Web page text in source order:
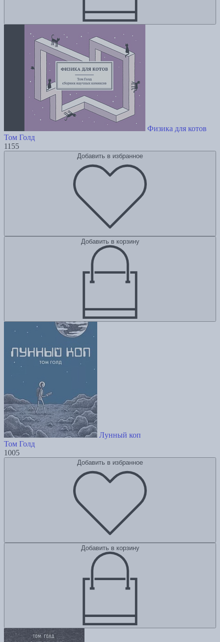
Физика для котов
Том Голд
1155
Добавить в избранное
Добавить в корзину
Лунный коп
Том Голд
1005
Добавить в избранное
Добавить в корзину